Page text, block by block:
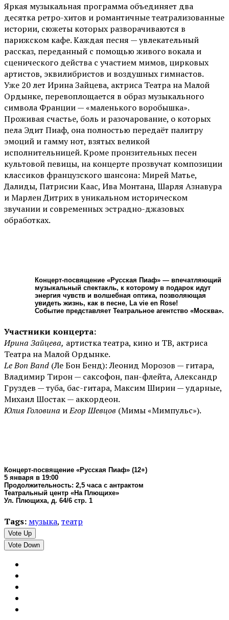
Яркая музыкальная программа объединяет два
десятка ретро-хитов и романтичные театрализованные
истории, сюжеты которых разворачиваются в
парижском кафе. Каждая песня — увлекательный
рассказ, переданный с помощью живого вокала и
сценического действа с участием мимов, цирковых
артистов, эквилибристов и воздушных гимнастов.
Уже 20 лет Ирина Зайцева, актриса Театра на Малой
Ордынке, перевоплощается в образ музыкального
символа Франции — «маленького воробышка».
Проживая счастье, боль и разочарование, о которых
пела Эдит Пиаф, она полностью передаёт палитру
эмоций и гамму нот, взятых великой
исполнительницей. Кроме пронзительных песен
культовой певицы, на концерте прозвучат композиции
классиков французского шансона: Мирей Матье,
Далиды, Патрисии Каас, Ива Монтана, Шарля Азнавура
и Марлен Дитрих в уникальном историческом
звучании и современных эстрадно-джазовых
обработках.
Концерт-посвящение «Русская Пиаф» — впечатляющий
музыкальный спектакль, к которому в подарок идут
энергия чувств и волшебная оптика, позволяющая
увидеть жизнь, как в песне, La vie en Rose!
Событие представляет Театральное агентство «Москва».
Участники концерта:
Ирина Зайцева, артистка театра, кино и ТВ, актриса
Театра на Малой Ордынке.
Le Bon Band (Ле Бон Бенд): Леонид Морозов — гитара,
Владимир Тирон — саксофон, пан-флейта, Александр
Груздев — туба, бас-гитара, Максим Ширин — ударные,
Михаил Шостак — аккордеон.
Юлия Головина иЕгор Шевцов (Мимы «Мимпульс»).
Концерт-посвящение «Русская Пиаф» (12+)
5 января в 19:00
Продолжительность: 2,5 часа с антрактом
Театральный центр «На Плющихе»
Ул. Плющиха, д. 64/6 стр. 1
Tags: музыка, театр
Vote Up
Vote Down